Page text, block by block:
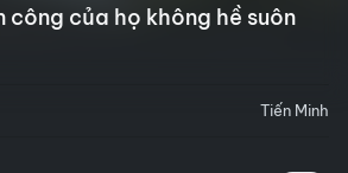
công của họ không hề suôn
Tiến Minh